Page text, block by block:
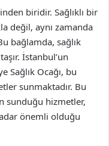
biridir. Sağlıklı bir
değil, aynı zamanda
bağlamda, sağlık
İstanbul’un
Sağlık Ocağı, bu
sunmaktadır. Bu
sunduğu hizmetler,
önemli olduğu